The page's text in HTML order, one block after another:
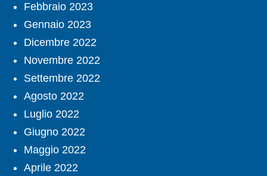
Febbraio 2023
Gennaio 2023
Dicembre 2022
Novembre 2022
Settembre 2022
Agosto 2022
Luglio 2022
Giugno 2022
Maggio 2022
Aprile 2022